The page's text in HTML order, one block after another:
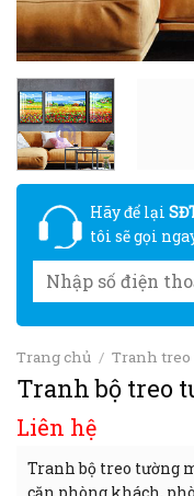
Hãy để lại
tôi sẽ gọi
Trang chủ / Tranh treo
Tranh bộ treo
Liên hệ
Tranh bộ treo tường